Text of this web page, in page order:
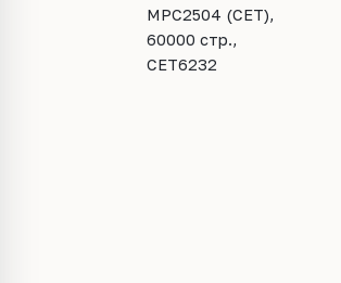
MPC2504 (CET),
60000 стр.,
CET6232